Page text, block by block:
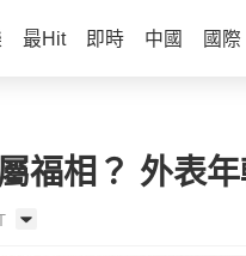
最Hit 即時 中國 國際
福相？ 外表